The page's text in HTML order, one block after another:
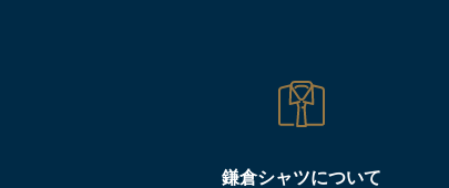
鎌倉シャツについて